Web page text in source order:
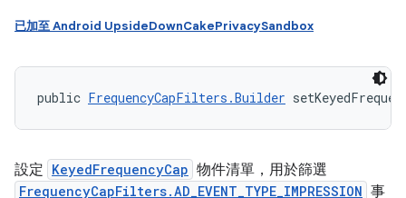
已加至 Android UpsideDownCakePrivacySandbox
public FrequencyCapFilters.Builder
設定 KeyedFrequencyCap 物件清單，用於篩選
FrequencyCapFilters.AD_EVENT_TYPE_IMPRESSION 事